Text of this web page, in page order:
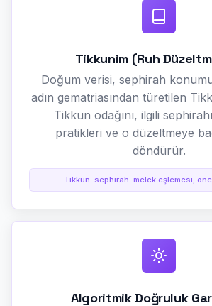
Tikkunim (Ruh
Doğum verisi, sephirah
adın gematriasından türetilen
Tikkun odağını, ilgili
pratikleri ve o düzeltmeye
döndürür.
Tikkun-sephirah-melek eşlemesi,
Algoritmik Doğruluk